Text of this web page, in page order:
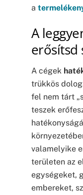
a
A
erősítsd
A cégek
trükkös
fel nem tárt
teszek
valamelyike
területen az
egységeket,
embereket,